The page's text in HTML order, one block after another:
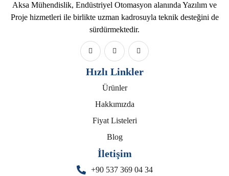
Aksa Mühendislik, Endüstriyel Otomasyon alanında Yazılım ve
Proje hizmetleri ile birlikte uzman kadrosuyla teknik desteğini de
sürdürmektedir.
Hızlı Linkler
Ürünler
Hakkımızda
Fiyat Listeleri
Blog
İletişim
+90 537 369 04 34